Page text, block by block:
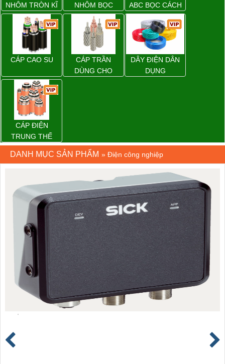
NHÔM TRÒN KĨ
THUẬT ĐIỆN
NHÔM BỌC
ABC BỌC CÁCH
ĐIỆN XLPE
CÁP CAO SU
CÁP TRẦN
DÙNG CHO
DÂY ĐIỆN DÂN
DỤNG
CÁP ĐIỆN
TRUNG THẾ
DANH MỤC SẢN PHẨM » Điện công nghiệp